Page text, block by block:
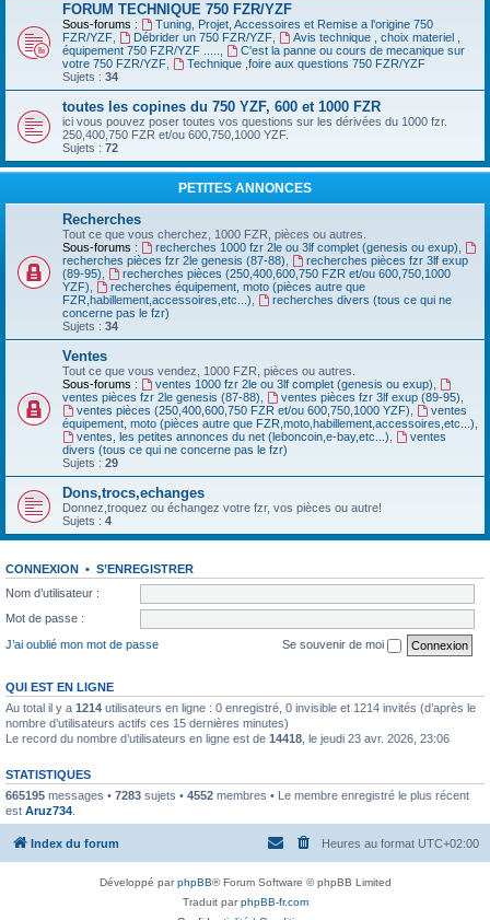
FORUM TECHNIQUE 750 FZR/YZF
Sous-forums :
Tuning, Projet, Accessoires et Remise a l'origine 750
FZR/YZF
Débrider un 750 FZR/YZF,
Avis technique , choix materiel ,
équipement 750 FZR/YZF .....
C'est la panne ou cours de mecanique sur
votre 750 FZR/YZF
Technique ,foire aux questions 750 FZR/YZF
Sujets : 34
toutes les copines du 750 YZF, 600 et 1000 FZR
ici vous pouvez poser toutes vos questions sur les dérivées du 1000 fzr.
250,400,750 FZR et/ou 600,750,1000 YZF.
Sujets : 72
PETITES ANNONCES
Recherches
Tout ce que vous cherchez, 1000 FZR, pièces ou autres.
Sous-forums :
recherches 1000 fzr 2le ou 3lf complet (genesis ou exup)
recherches pièces fzr 2le genesis (87-88)
recherches pièces fzr 3lf exup
(89-95)
recherches pièces (250,400,600,750 FZR et/ou 600,750,1000
YZF)
recherches équipement, moto (pièces autre que
FZR,habillement,accessoires,etc...)
recherches divers (tous ce qui ne
concerne pas le fzr)
Sujets : 34
Ventes
Tout ce que vous vendez, 1000 FZR, pièces ou autres.
Sous-forums :
ventes 1000 fzr 2le ou 3lf complet (genesis ou exup)
ventes pièces fzr 2le genesis (87-88)
ventes pièces fzr 3lf exup (89-95)
ventes pièces (250,400,600,750 FZR et/ou 600,750,1000 YZF)
ventes
équipement, moto (pièces autre que FZR,moto,habillement,accessoires,etc...)
ventes, les petites annonces du net (leboncoin,e-bay,etc...)
ventes
divers (tous ce qui ne concerne pas le fzr)
Sujets : 29
Dons,trocs,echanges
Donnez,troquez ou échangez votre fzr, vos pièces ou autre!
Sujets : 4
CONNEXION • S’ENREGISTRER
Nom d’utilisateur :
Mot de passe :
J’ai oublié mon mot de passe
Se souvenir de moi
QUI EST EN LIGNE
Au total il y a 1214 utilisateurs en ligne : 0 enregistré, 0 invisible et 1214 invités (d’après le
nombre d’utilisateurs actifs ces 15 dernières minutes)
Le record du nombre d’utilisateurs en ligne est de 14418 , le jeudi 23 avr. 2026, 23:06
STATISTIQUES
665195 messages • 7283 sujets • 4552 membres • Le membre enregistré le plus récent
est Aruz734
Index du forum Heures au format UTC+02:00
Développé parphpBB® Forum Software © phpBB Limited
Traduit parphpBB-fr.com